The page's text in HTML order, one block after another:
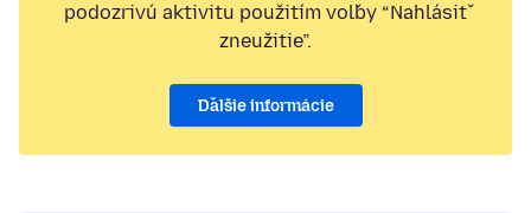
podozrivú aktivitu použitím voľby “Nahlásiť
zneužitie”.
Ďalšie informácie